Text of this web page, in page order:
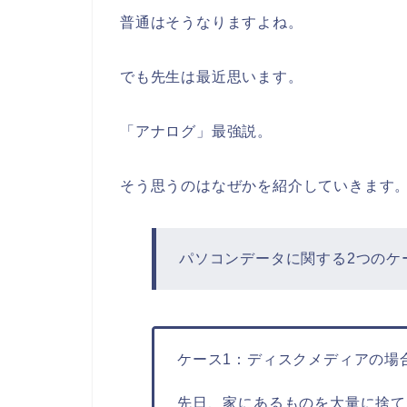
普通はそうなりますよね。
でも先生は最近思います。
「アナログ」最強説。
そう思うのはなぜかを紹介していきます。
パソコンデータに関する2つのケ
ケース1：ディスクメディアの場
先日、家にあるものを大量に捨て